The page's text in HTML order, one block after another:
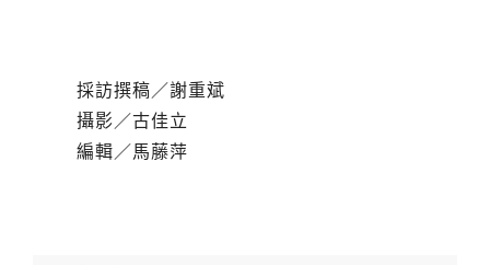
採訪撰稿／謝重斌
攝影／古佳立
編輯／馬藤萍